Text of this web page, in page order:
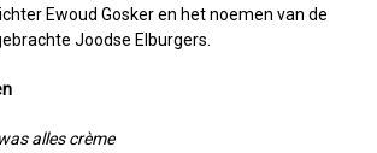
Ewoud Gosker en het noemen van de
Joodse Elburgers.
alles crème